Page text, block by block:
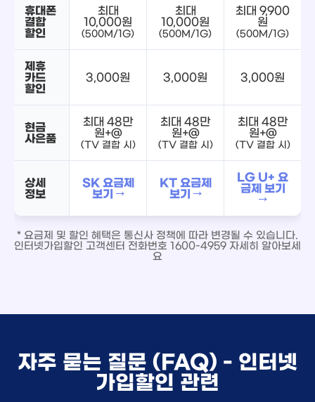
휴대폰
결합
할인
최대
10,000원
(500M/1G)
최대
10,000원
(500M/1G)
최대 9,900
원
(500M/1G)
제휴
카드
할인
3,000원 3,000원 3,000원
현금
사은품
최대 48만
원+@
(TV 결합 시)
최대 48만
원+@
(TV 결합 시)
최대 48만
원+@
(TV 결합 시)
상세
정보
SK 요금제
보기 →
KT 요금제
보기 →
LG U+ 요
금제 보기
→
* 요금제 및 할인 혜택은 통신사 정책에 따라 변경될 수 있습니다.
인터넷가입할인 고객센터 전화번호 1600-4959 자세히 알아보세
요
자주 묻는 질문 (FAQ) - 인터넷
가입할인 관련